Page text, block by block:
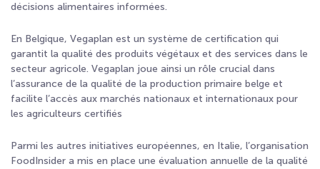
décisions alimentaires informées.
En Belgique, Vegaplan est un système de certification qui
garantit la qualité des produits végétaux et des services dans le
secteur agricole. Vegaplan joue ainsi un rôle crucial dans
l’assurance de la qualité de la production primaire belge et
facilite l’accès aux marchés nationaux et internationaux pour
les agriculteurs certifiés
Parmi les autres initiatives européennes, en Italie, l’organisation
FoodInsider a mis en place une évaluation annuelle de la qualité